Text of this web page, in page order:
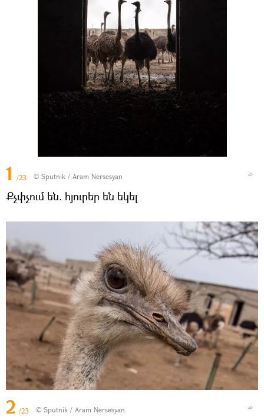
1 /23 © Sputnik / Aram Nersesyan
Քչփչում են. հյուրեր են եկել
2 /23 © Sputnik / Aram Nersesyan